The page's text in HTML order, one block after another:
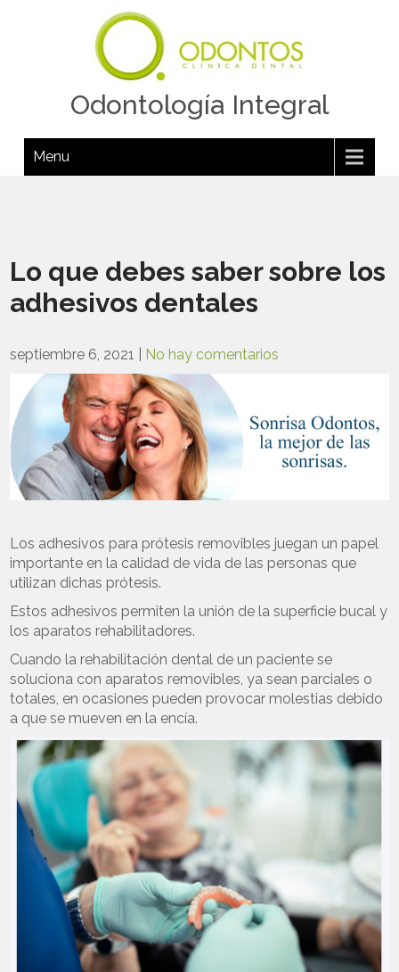
Odontología Integral
Menu
Lo que debes saber sobre los
adhesivos dentales
septiembre 6, 2021 No hay comentarios
Los adhesivos para prótesis removibles juegan un papel
importante en la calidad de vida de las personas que
utilizan dichas prótesis.
Estos adhesivos permiten la unión de la superficie bucal y
los aparatos rehabilitadores.
Cuando la rehabilitación dental de un paciente se
soluciona con aparatos removibles, ya sean parciales o
totales, en ocasiones pueden provocar molestias debido
a que se mueven en la encía.